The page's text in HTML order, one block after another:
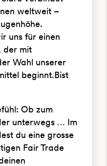
weltweit –
uns für einen
der mit
Wahl unserer
beginnt.Bist
Ob zum
unterwegs … Im
du eine grosse
Fair Trade